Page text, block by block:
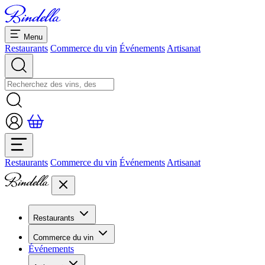
Menu
Restaurants Commerce du vin Événements Artisanat
Restaurants Commerce du vin Événements Artisanat
Restaurants
Aperçu restaurants
Banquets et séminaires
Dolcezze
Commerce du vin
Overview
Événements